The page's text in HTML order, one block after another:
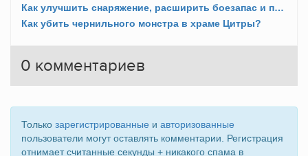
Как улучшить снаряжение, расширить боезапас и приготовить снадобья?
Как убить чернильного монстра в храме Цитры?
0 комментариев
Только зарегистрированные и авторизованные
пользователи могут оставлять комментарии. Регистрация
отнимает считанные секунды + никакого спама в